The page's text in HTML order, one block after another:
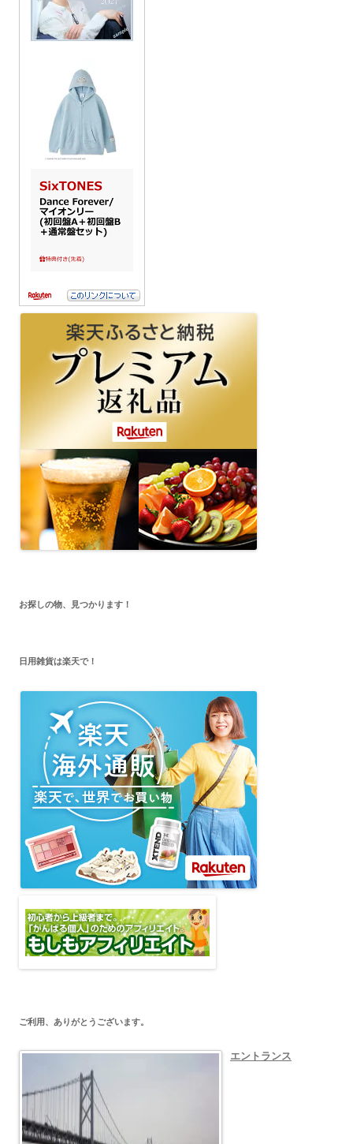
お探しの物、見つかります！
日用雑貨は楽天で！
ご利用、ありがとうございます。
エントランス